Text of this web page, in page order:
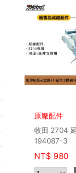
原廠配件
牧田 2704
194087-3
NT$ 980